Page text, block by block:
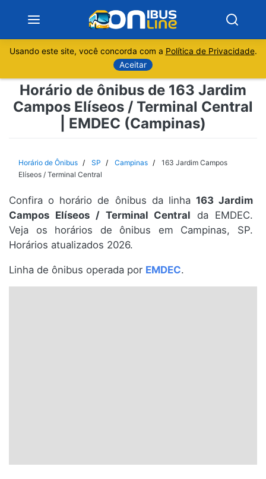
Sobre
Minas Gerais
Espírito Santo
Paraná
Santa Catarina
Usando este site, você concorda com a Política de Privacidade.
Aceitar
Horário de ônibus de 163 Jardim
Campos Elíseos / Terminal Central
| EMDEC (Campinas)
Horário de Ônibus SP Campinas
163 Jardim Campos
Elíseos / Terminal Central
Confira o horário de ônibus da linha 163 Jardim
Campos Elíseos / Terminal Central da EMDEC.
Veja os horários de ônibus em Campinas, SP.
Horários atualizados 2026.
Linha de ônibus operada por EMDEC.